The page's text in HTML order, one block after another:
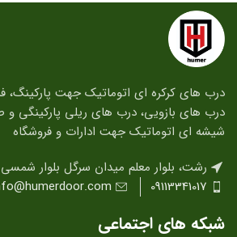
درب های کرکره ای اتوماتیک جهت پارکینگ،
درب های بازویی، درب های ریلی پارکینگی
شیشه ای اتوماتیک جهت ادارات و فروشگاه
رشت، بلوار معلم میدان سرگل بلوار
09113341017
شبکه های اجتماعی